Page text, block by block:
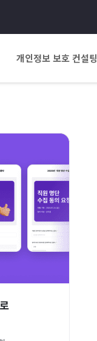
개인정보 보호 컨설팅